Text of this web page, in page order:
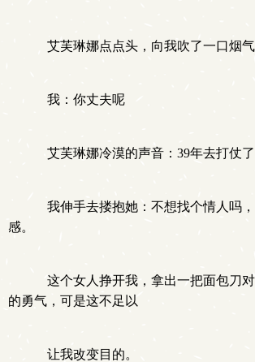
艾芙琳娜点点头，向我吹了一口烟气
我：你丈夫呢
艾芙琳娜冷漠的声音：39年去打仗了
我伸手去搂抱她：不想找个情人吗
感。
这个女人挣开我，拿出一把面包刀
的勇气，可是这不足以
让我改变目的。